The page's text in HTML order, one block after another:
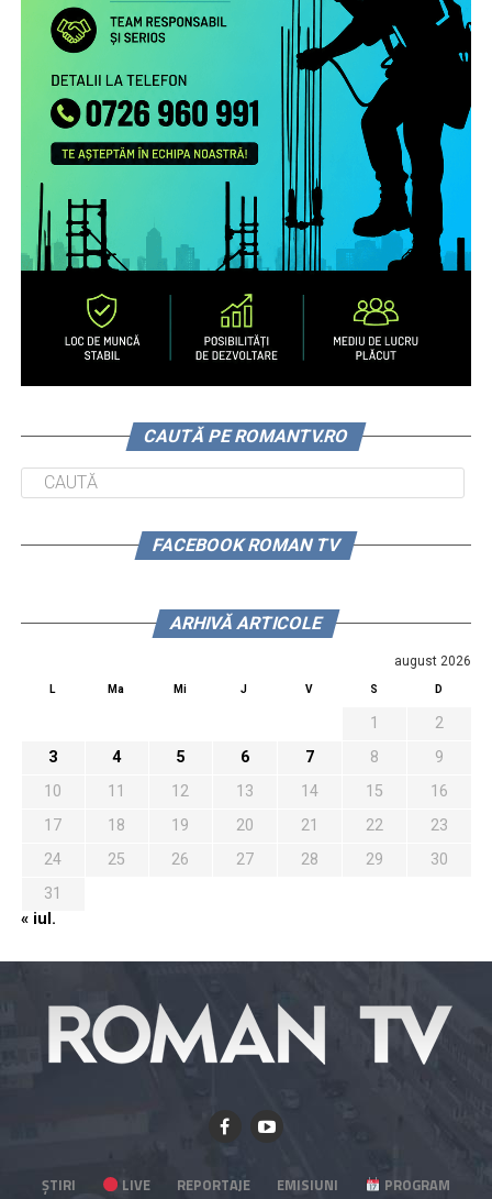
CAUTĂ PE ROMANTV.RO
FACEBOOK ROMAN TV
ARHIVĂ ARTICOLE
august 2026
L Ma Mi J V S D
1
2
3
4 5 6 7 8
9
10
11 12 13 14 15
16
17
18 19 20 21 22
23
24
25 26 27 28 29
30
31
« iul.
ȘTIRI LIVE REPORTAJE EMISIUNI PROGRAM